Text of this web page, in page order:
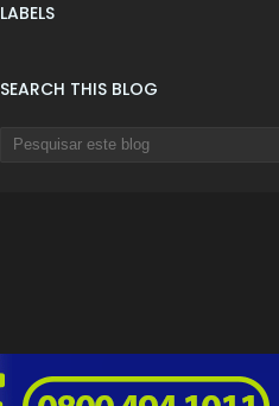
LABELS
SEARCH THIS BLOG